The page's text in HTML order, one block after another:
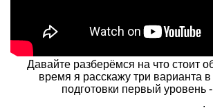
Давайте разберёмся на что стоит
время я расскажу три варианта
подготовки первый уровень
.